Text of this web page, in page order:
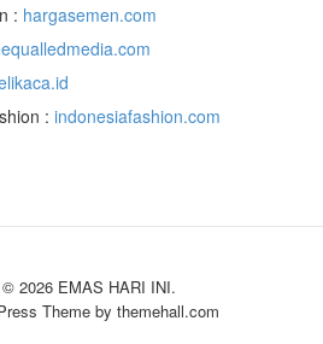
: hargasemen.com
: indonesiafashion.com
2026 EMAS HARI INI.
Theme by themehall.com